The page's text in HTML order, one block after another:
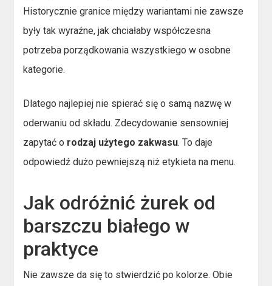
Historycznie granice między wariantami nie zawsze
były tak wyraźne, jak chciałaby współczesna
potrzeba porządkowania wszystkiego w osobne
kategorie.
Dlatego najlepiej nie spierać się o samą nazwę w
oderwaniu od składu. Zdecydowanie sensowniej
zapytać o rodzaj użytego zakwasu. To daje
odpowiedź dużo pewniejszą niż etykieta na menu.
Jak odróżnić żurek od
barszczu białego w
praktyce
Nie zawsze da się to stwierdzić po kolorze. Obie